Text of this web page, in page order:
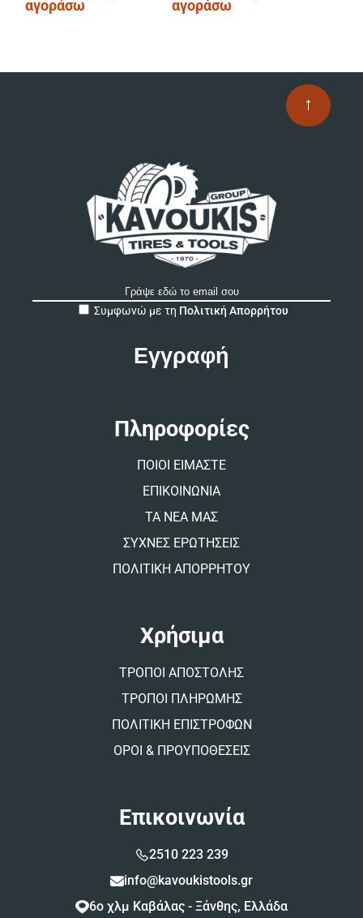
άρθρων
αγοράσω
αγοράσω
↑
Συμφωνώ με τη Πολιτική Απορρήτου
Πληροφορίες
ΠΟΙΟΙ ΕΙΜΑΣΤΕ
ΕΠΙΚΟΙΝΩΝΙΑ
ΤΑ ΝΕΑ ΜΑΣ
ΣΥΧΝΕΣ ΕΡΩΤΗΣΕΙΣ
ΠΟΛΙΤΙΚΗ ΑΠΟΡΡΗΤΟΥ
Χρήσιμα
ΤΡΟΠΟΙ ΑΠΟΣΤΟΛΗΣ
ΤΡΟΠΟΙ ΠΛΗΡΩΜΗΣ
ΠΟΛΙΤΙΚΗ ΕΠΙΣΤΡΟΦΩΝ
ΟΡΟΙ & ΠΡΟΥΠΟΘΕΣΕΙΣ
Επικοινωνία
2510 223 239
info@kavoukistools.gr
6ο χλμ Καβάλας - Ξάνθης, Ελλάδα